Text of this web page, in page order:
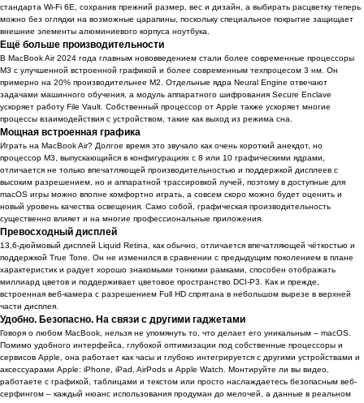
стандарта Wi-Fi 6E, сохранив прежний размер, вес и дизайн, а выбирать расцветку теперь
можно без оглядки на возможные царапины, поскольку специальное покрытие защищает
внешние элементы алюминиевого корпуса ноутбука.
Ещё больше производительности
В MacBook Air 2024 года главным нововведением стали более современные процессоры
M3 с улучшенной встроенной графикой и более современным техпроцесом 3 нм. Он
примерно на 20% производительнее M2. Отдельные ядра Neural Engine отвечают
задачами машинного обучения, а модуль аппаратного шифрования Secure Enclave
ускоряет работу File Vault. Собственный процессор от Apple также ускоряет многие
процессы взаимодействия с устройством, такие как выход из режима сна.
Мощная встроенная графика
Играть на MacBook Air? Долгое время это звучало как очень короткий анекдот, но
процессор M3, выпускающийся в конфигурациях с 8 или 10 графическими ядрами,
отличается не только впечатляющей производительностью и поддержкой дисплеев с
высоким разрешением, но и аппаратной трассировкой лучей, поэтому в доступные для
macOS игры можно вполне комфортно играть, а совсем скоро можно будет оценить и
новый уровень качества освещения. Само собой, графическая производительность
существенно влияет и на многие профессиональные приложения.
Превосходный дисплей
13,6-дюймовый дисплей Liquid Retina, как обычно, отличается впечатляющей чёткостью и
поддержкой True Tone. Он не изменился в сравнении с предыдущим поколением в плане
характеристик и радует хорошо знакомыми тонкими рамками, способен отображать
миллиард цветов и поддерживает цветовое пространство DCI-P3. Как и прежде,
встроенная веб-камера с разрешением Full HD спрятана в небольшом вырезе в верхней
части дисплея.
Удобно. Безопасно. На связи с другими гаджетами
Говоря о любом MacBook, нельзя не упомянуть то, что делает его уникальным – macOS.
Помимо удобного интерфейса, глубокой оптимизации под собственные процессоры и
сервисов Apple, она работает как часы и глубоко интегрируется с другими устройствами и
аксессуарами Apple: iPhone, iPad, AirPods и Apple Watch. Монтируйте ли вы видео,
работаете с графикой, таблицами и текстом или просто наслаждаетесь безопасным веб-
серфингом – каждый нюанс использования продуман до мелочей, а данные в реальном